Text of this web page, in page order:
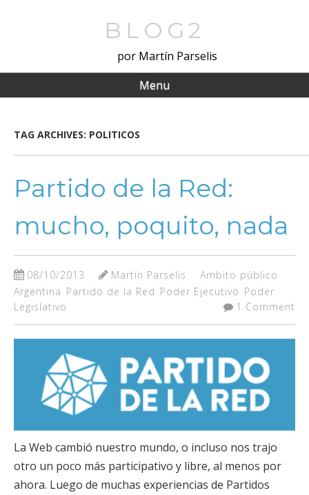
BLOG2
por Martín Parselis
Menu
TAG ARCHIVES: POLITICOS
Partido de la Red:
mucho, poquito, nada
08/10/2013 Martín Parselis
Ambito público
Argentina Partido de la Red Poder Ejecutivo Poder
Legislativo
1 Comment
La Web cambió nuestro mundo, o incluso nos trajo
otro un poco más participativo y libre, al menos por
ahora. Luego de muchas experiencias de Partidos